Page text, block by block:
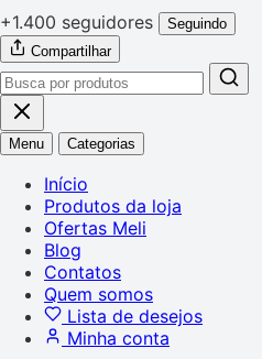
+1.400 seguidores
Seguindo
Compartilhar
Menu Categorias
Início
Produtos da loja
Ofertas Meli
Blog
Contatos
Quem somos
Lista de desejos
Minha conta